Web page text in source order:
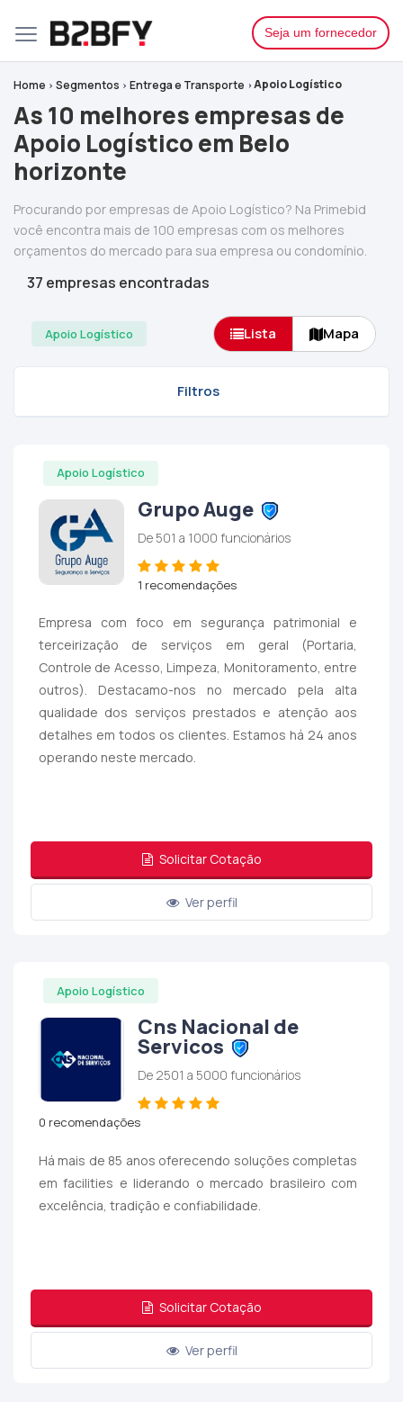
Seja um fornecedor
Home Segmentos Entrega e Transporte Apoio Logístico
As 10 melhores empresas de
Apoio Logístico em Belo
horizonte
Procurando por empresas de Apoio Logístico? Na Primebid
você encontra mais de 100 empresas com os melhores
orçamentos do mercado para sua empresa ou condomínio.
37 empresas encontradas
Apoio Logístico Lista Mapa
Filtros
Apoio Logístico
Grupo Auge
De 501 a 1000 funcionários
1 recomendações
Empresa com foco em segurança patrimonial e
terceirização de serviços em geral (Portaria,
Controle de Acesso, Limpeza, Monitoramento, entre
outros). Destacamo-nos no mercado pela alta
qualidade dos serviços prestados e atenção aos
detalhes em todos os clientes. Estamos há 24 anos
operando neste mercado.
Solicitar Cotação
Ver perfil
Apoio Logístico
Cns Nacional de
Servicos
De 2501 a 5000 funcionários
0 recomendações
Há mais de 85 anos oferecendo soluções completas
em facilities e liderando o mercado brasileiro com
excelência, tradição e confiabilidade.
Solicitar Cotação
Ver perfil